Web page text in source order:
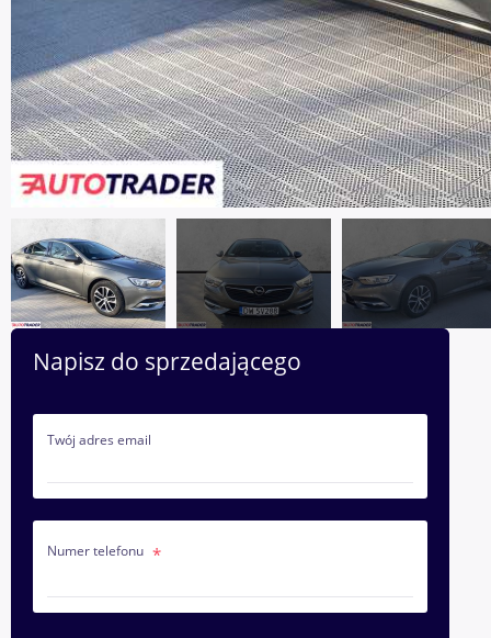
Napisz do sprzedającego
Twój adres email
Numer telefonu